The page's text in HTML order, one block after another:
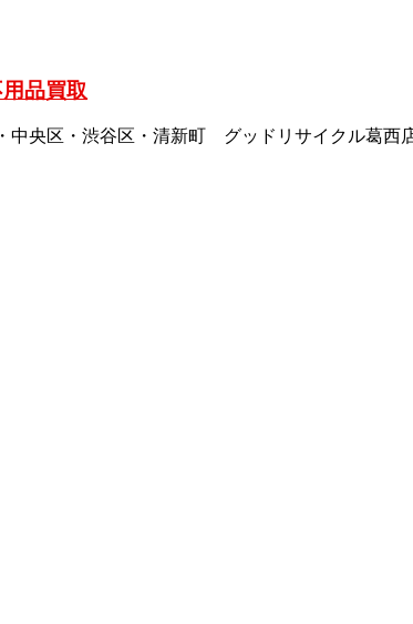
品買取
中央区・渋谷区・清新町 グッドリサイクル葛